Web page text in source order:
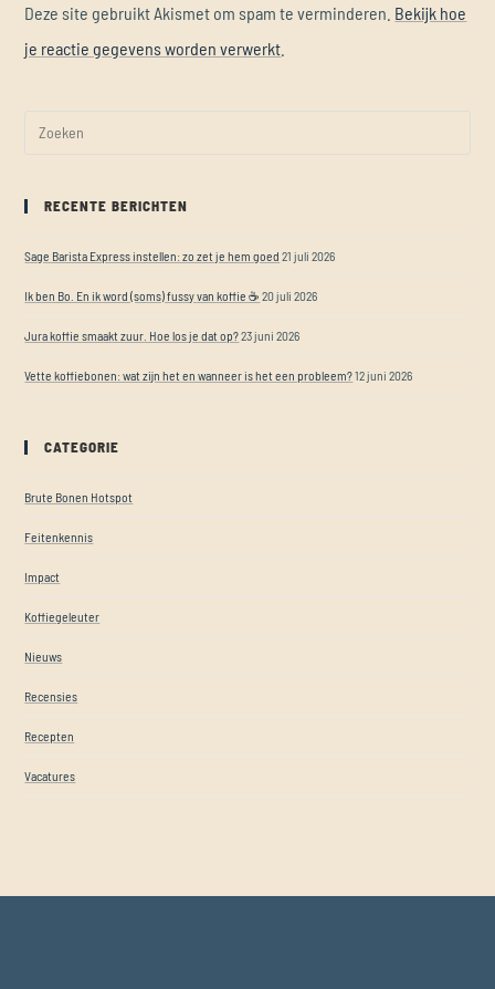
Deze site gebruikt Akismet om spam te verminderen. Bekijk hoe
je reactie gegevens worden verwerkt
RECENTE BERICHTEN
Sage Barista Express instellen: zo zet je hem goed 21 juli 2026
Ik ben Bo. En ik word (soms) fussy van koffie ☕ 20 juli 2026
Jura koffie smaakt zuur. Hoe los je dat op?23 juni 2026
Vette koffiebonen: wat zijn het en wanneer is het een probleem?12 juni 2026
CATEGORIE
Brute Bonen Hotspot
Feitenkennis
Impact
Koffiegeleuter
Nieuws
Recensies
Recepten
Vacatures